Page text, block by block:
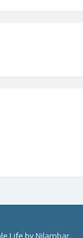
Life byNilambar.